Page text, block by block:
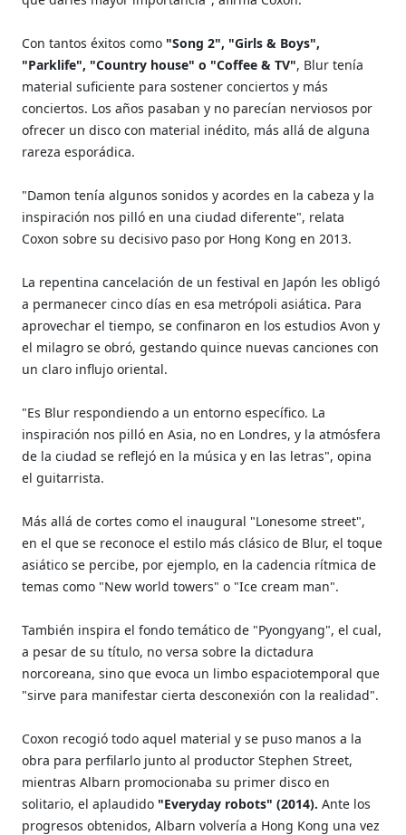
Con tantos éxitos como "Song 2", "Girls & Boys",
"Parklife", "Country house" o "Coffee & TV", Blur tenía
material suficiente para sostener conciertos y más
conciertos. Los años pasaban y no parecían nerviosos por
ofrecer un disco con material inédito, más allá de alguna
rareza esporádica.
"Damon tenía algunos sonidos y acordes en la cabeza y la
inspiración nos pilló en una ciudad diferente", relata
Coxon sobre su decisivo paso por Hong Kong en 2013.
La repentina cancelación de un festival en Japón les obligó
a permanecer cinco días en esa metrópoli asiática. Para
aprovechar el tiempo, se confinaron en los estudios Avon y
el milagro se obró, gestando quince nuevas canciones con
un claro influjo oriental.
"Es Blur respondiendo a un entorno específico. La
inspiración nos pilló en Asia, no en Londres, y la atmósfera
de la ciudad se reflejó en la música y en las letras", opina
el guitarrista.
Más allá de cortes como el inaugural "Lonesome street",
en el que se reconoce el estilo más clásico de Blur, el toque
asiático se percibe, por ejemplo, en la cadencia rítmica de
temas como "New world towers" o "Ice cream man".
También inspira el fondo temático de "Pyongyang", el cual,
a pesar de su título, no versa sobre la dictadura
norcoreana, sino que evoca un limbo espaciotemporal que
"sirve para manifestar cierta desconexión con la realidad".
Coxon recogió todo aquel material y se puso manos a la
obra para perfilarlo junto al productor Stephen Street,
mientras Albarn promocionaba su primer disco en
solitario, el aplaudido "Everyday robots" (2014). Ante los
progresos obtenidos, Albarn volvería a Hong Kong una vez